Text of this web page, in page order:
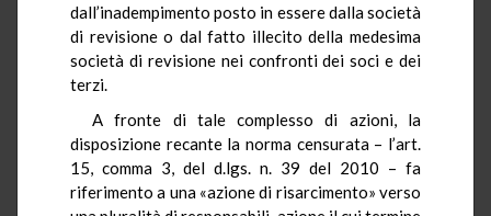
dall’inadempimento posto in essere dalla società
di revisione o dal fatto illecito della medesima
società di revisione nei confronti dei soci e dei
terzi.
A fronte di tale complesso di azioni, la
disposizione recante la norma censurata – l’art.
15, comma 3, del d.lgs. n. 39 del 2010 – fa
riferimento a una «azione di risarcimento» verso